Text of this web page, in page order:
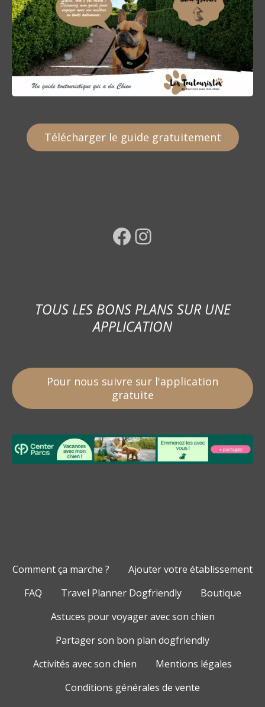
Télécharger le guide gratuitement
Facebook Instagram
TOUS LES BONS PLANS SUR UNE
APPLICATION
Pour nous suivre sur l'application
gratuite
Comment ça marche ?
Ajouter votre établissement
FAQ
Travel Planner Dogfriendly
Boutique
Astuces pour voyager avec son chien
Partager son bon plan dogfriendly
Activités avec son chien
Mentions légales
Conditions générales de vente